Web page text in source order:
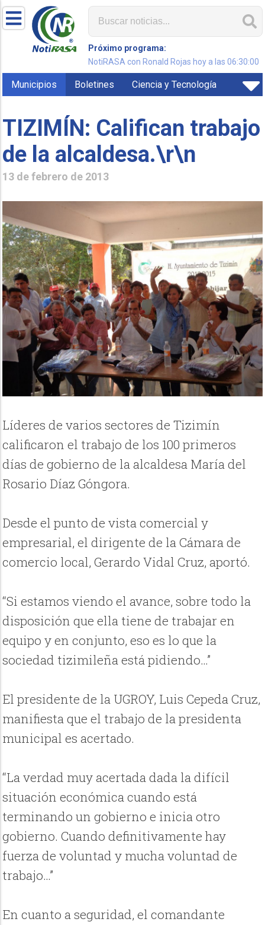
Próximo programa:
NotiRASA con Ronald Rojas hoy a las 06:30:00
Municipios Boletines Ciencia y Tecnología
TIZIMÍN: Califican trabajo
de la alcaldesa.\r\n
13 de febrero de 2013
Líderes de varios sectores de Tizimín
calificaron el trabajo de los 100 primeros
días de gobierno de la alcaldesa María del
Rosario Díaz Góngora.
Desde el punto de vista comercial y
empresarial, el dirigente de la Cámara de
comercio local, Gerardo Vidal Cruz, aportó.
“Si estamos viendo el avance, sobre todo la
disposición que ella tiene de trabajar en
equipo y en conjunto, eso es lo que la
sociedad tizimileña está pidiendo…”
El presidente de la UGROY, Luis Cepeda Cruz,
manifiesta que el trabajo de la presidenta
municipal es acertado.
“La verdad muy acertada dada la difícil
situación económica cuando está
terminando un gobierno e inicia otro
gobierno. Cuando definitivamente hay
fuerza de voluntad y mucha voluntad de
trabajo…”
En cuanto a seguridad, el comandante